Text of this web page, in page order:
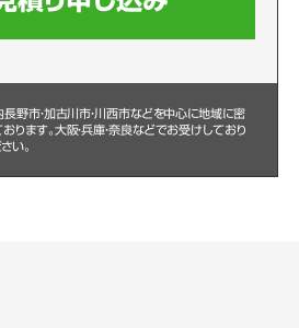
長野市・加古川市・川西市などを中心に地域に密
ります。大阪・兵庫・奈良などでお受けしており
い。